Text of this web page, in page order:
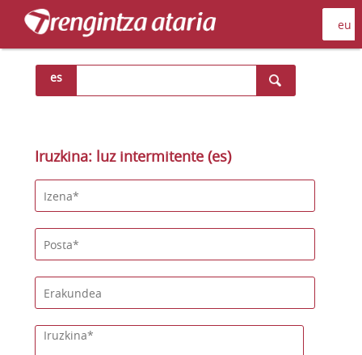
es
Iruzkina: luz intermitente (es)